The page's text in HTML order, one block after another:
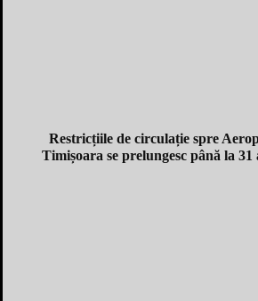
Restricțiile de circulație spre
Timișoara se prelungesc până la 31